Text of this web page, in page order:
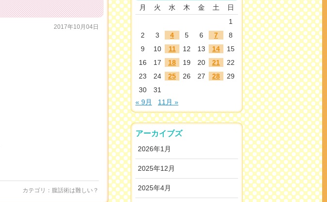
2017年10月04日
カテゴリ： 腹話術は難しい？
月
火 水 木 金 土
日
1
2
3 4 5 6 7
8
9
10 11 12 13 14
15
16
17 18 19 20 21
22
23
24 25 26 27 28
29
30
31
« 9月
11月 »
アーカイブズ
2026年1月
2025年12月
2025年4月